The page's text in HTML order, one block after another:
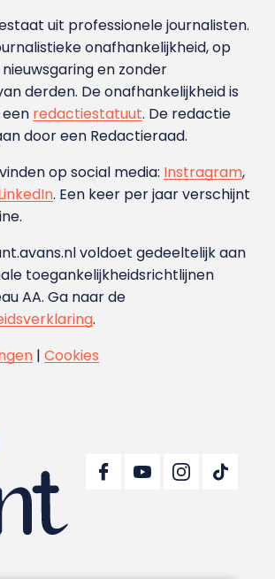
uit professionele journalisten.
onafhankelijkheid, op
en zonder
derden. De onafhankelijkheid is
redactiestatuut. De redactie
door een Redactieraad.
op social media: Instragram,
. Een keer per jaar verschijnt
voldoet gedeeltelijk aan
toegankelijkheidsrichtlijnen
AA. Ga naar de
.
| Cookies